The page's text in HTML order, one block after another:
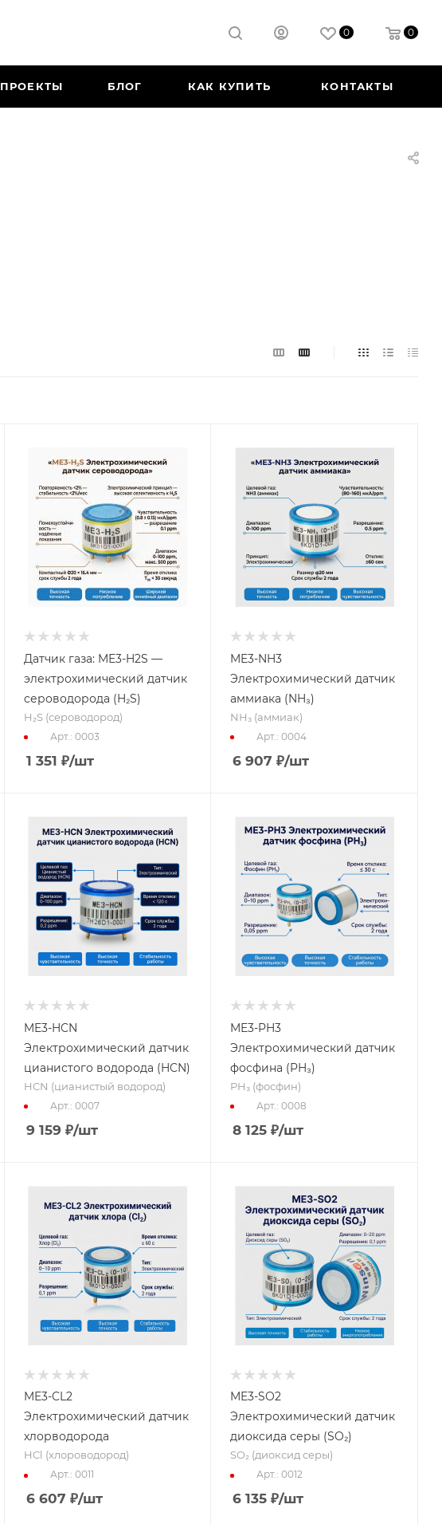
0 0
ПРОЕКТЫ БЛОГ КАК КУПИТЬ КОНТАКТЫ
Датчик газа: ME3-H2S —
электрохимический датчик
сероводорода (H₂S)
H₂S (сероводород)
Арт.: 0003
1 351 ₽/шт
ME3-NH3
Электрохимический датчик
аммиака (NH₃)
NH₃ (аммиак)
Арт.: 0004
6 907 ₽/шт
ME3-HCN
Электрохимический датчик
цианистого водорода (HCN)
HCN (цианистый водород)
Арт.: 0007
9 159 ₽/шт
ME3-PH3
Электрохимический датчик
фосфина (PH₃)
PH₃ (фосфин)
Арт.: 0008
8 125 ₽/шт
ME3-CL2
Электрохимический датчик
хлорводорода
HCl (хлороводород)
Арт.: 0011
6 607 ₽/шт
ME3-SO2
Электрохимический датчик
диоксида серы (SO₂)
SO₂ (диоксид серы)
Арт.: 0012
6 135 ₽/шт